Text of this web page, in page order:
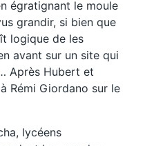
égratignant le moule
grandir, si bien que
logique de les
avant sur un site qui
Après Hubert et
Rémi Giordano sur le
lycéens